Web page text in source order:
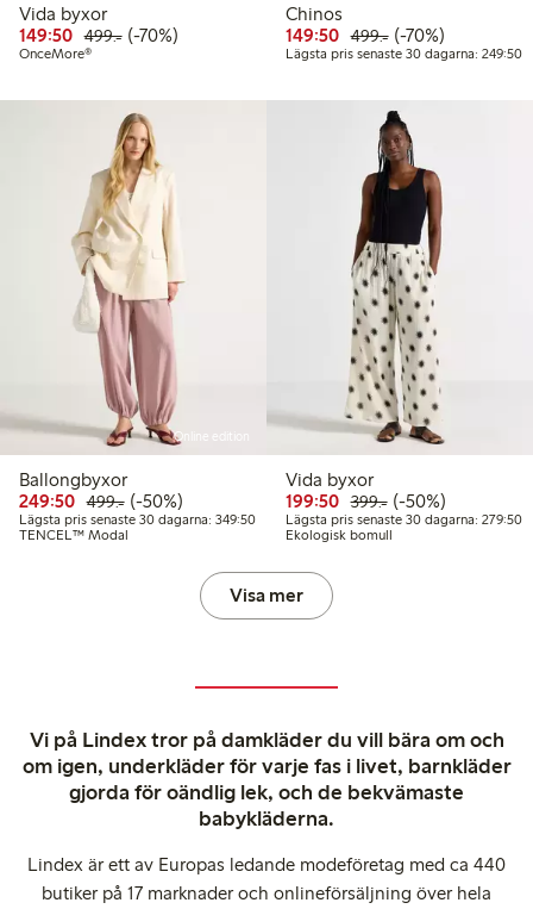
Vida byxor
149:50 Rabatterat pris: 149,50 kr
499:-Ordinarie pris: 499,00 kr
70% rabatt
(-70%)
OnceMore®
Chinos
149:50 Rabatterat pris: 149,50
499:-Ordinarie pris:
70% rabatt
(-70%)
Lägsta pris senaste 30 dagarna: 249:50
Online edition
Ballongbyxor
249:50 Rabatterat pris: 249,50 kr
499:-Ordinarie pris: 499,00 kr
50% rabatt
(-50%)
Lägsta pris senaste 30 dagarna: 349:50Lägsta pris senaste 30 dagarna: 349,50 kr
TENCEL™ Modal
Vida byxor
199:50 Rabatterat pris: 199,50
399:-Ordinarie pris:
50% rabatt
(-50%)
Lägsta pris senaste 30 dagarna: 279:50
Ekologisk bomull
Visa mer
Vi på Lindex tror på damkläder du vill bära om och
om igen, underkläder för varje fas i livet, barnkläder
gjorda för oändlig lek, och de bekvämaste
babykläderna.
Lindex är ett av Europas ledande modeföretag med ca 440
butiker på 17 marknader och onlineförsäljning över hela